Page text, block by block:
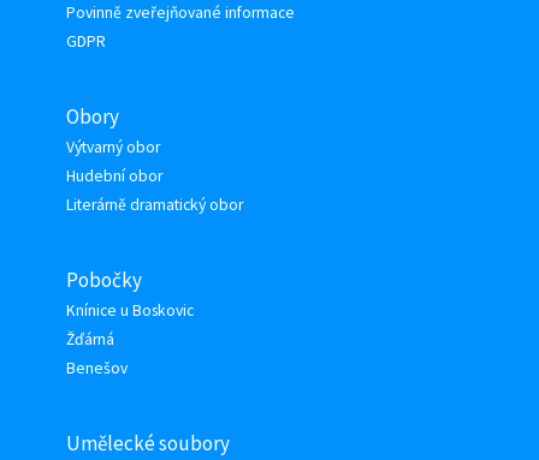
Povinně zveřejňované informace
GDPR
Obory
Výtvarný obor
Hudební obor
Literárně dramatický obor
Pobočky
Knínice u Boskovic
Žďárná
Benešov
Umělecké soubory